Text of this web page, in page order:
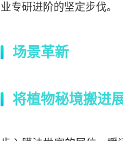
业专研进阶的坚定步伐。
场景革新
将植物秘境搬进